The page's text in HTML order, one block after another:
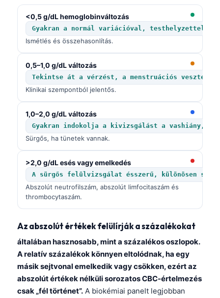
<0,5 g/dL hemoglobinváltozás
Gyakran a normál variációval, testhelyzettel
Ismétlés és összehasonlítás.
0,5–1,0 g/dL változás
Tekintse át a vérzést, a menstruációs
Klinikai szempontból jelentős.
1,0–2,0 g/dL változás
Gyakran indokolja a kivizsgálást a vashiány,
Sürgős, ha tünetek vannak.
>2,0 g/dL esés vagy emelkedés
A sürgős felülvizsgálat ésszerű, különösen
Abszolút neutrofilszám, abszolút limfocitaszám és
thrombocytaszám.
Az abszolút értékek felülírják a százalékokat
általában hasznosabb, mint a százalékos oszlopok.
A relatív százalékok könnyen eltolódnak, ha egy
másik sejtvonal emelkedik vagy csökken, ezért az
abszolút értékek nélküli sorozatos CBC-értelmezés
csak „fél történet”. A biokémiai panelt legjobban
Galego
Latviešu valoda
Македонски јазик
Euskara
Gàidhlig
العربية المغربية
Afrikaans
ພາສາລາວ
Basa Jawa
ئۇيغۇرچە
Кыргызча
Беларуская мова
Esperanto